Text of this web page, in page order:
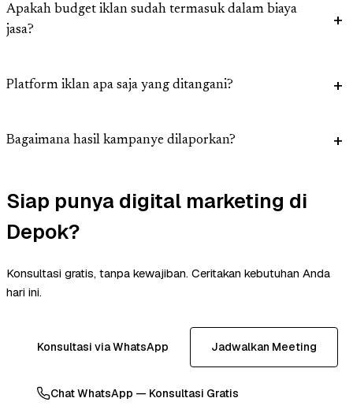
Apakah budget iklan sudah termasuk dalam biaya
jasa?
Platform iklan apa saja yang ditangani?
Bagaimana hasil kampanye dilaporkan?
Siap punya digital marketing di
Depok?
Konsultasi gratis, tanpa kewajiban. Ceritakan kebutuhan Anda
hari ini.
Konsultasi via WhatsApp Jadwalkan Meeting
Chat WhatsApp — Konsultasi Gratis